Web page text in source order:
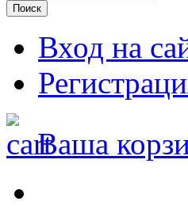
Вход на
Ваша